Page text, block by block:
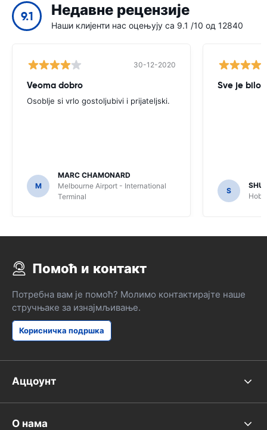
9.1 Недавне рецензије
Наши клијенти нас оцењују са 9.1 /10 од 12840
30-12-2020
Veoma dobro
Osoblje si vrlo gostoljubivi i prijateljski.
M
MARC CHAMONARD
Melbourne Airport - International
Terminal
Sve je bilo
S
Помоћ и контакт
Потребна вам је помоћ? Молимо контактирајте наше
стручњаке за изнајмљивање.
Корисничка подршка
Аццоунт
О нама